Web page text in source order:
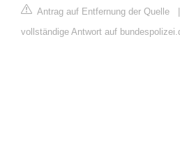
Antrag auf Entfernung der Quelle
vollständige Antwort auf